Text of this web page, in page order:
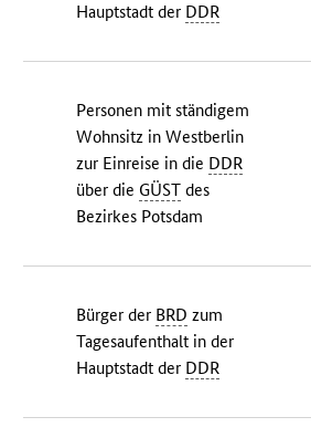
Hauptstadt der DDR
Personen mit ständigem
Wohnsitz in Westberlin
zur Einreise in die DDR
über die GÜST des
Bezirkes Potsdam
Bürger der BRD zum
Tagesaufenthalt in der
Hauptstadt der DDR